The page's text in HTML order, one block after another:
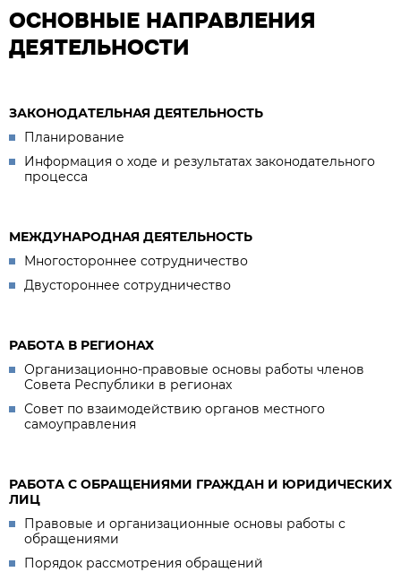
ОСНОВНЫЕ НАПРАВЛЕНИЯ
ДЕЯТЕЛЬНОСТИ
ЗАКОНОДАТЕЛЬНАЯ ДЕЯТЕЛЬНОСТЬ
Планирование
Информация о ходе и результатах законодательного
процесса
МЕЖДУНАРОДНАЯ ДЕЯТЕЛЬНОСТЬ
Многостороннее сотрудничество
Двустороннее сотрудничество
РАБОТА В РЕГИОНАХ
Организационно-правовые основы работы членов
Совета Республики в регионах
Совет по взаимодействию органов местного
самоуправления
РАБОТА С ОБРАЩЕНИЯМИ ГРАЖДАН И ЮРИДИЧЕСКИХ
ЛИЦ
Правовые и организационные основы работы с
обращениями
Порядок рассмотрения обращений